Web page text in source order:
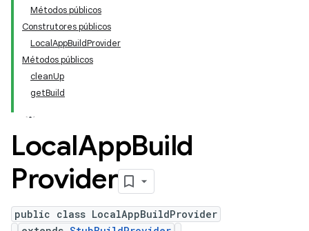
Métodos públicos
Construtores públicos
LocalAppBuildProvider
Métodos públicos
cleanUp
getBuild
LocalAppBuild
Provider
public class LocalAppBuildProvider